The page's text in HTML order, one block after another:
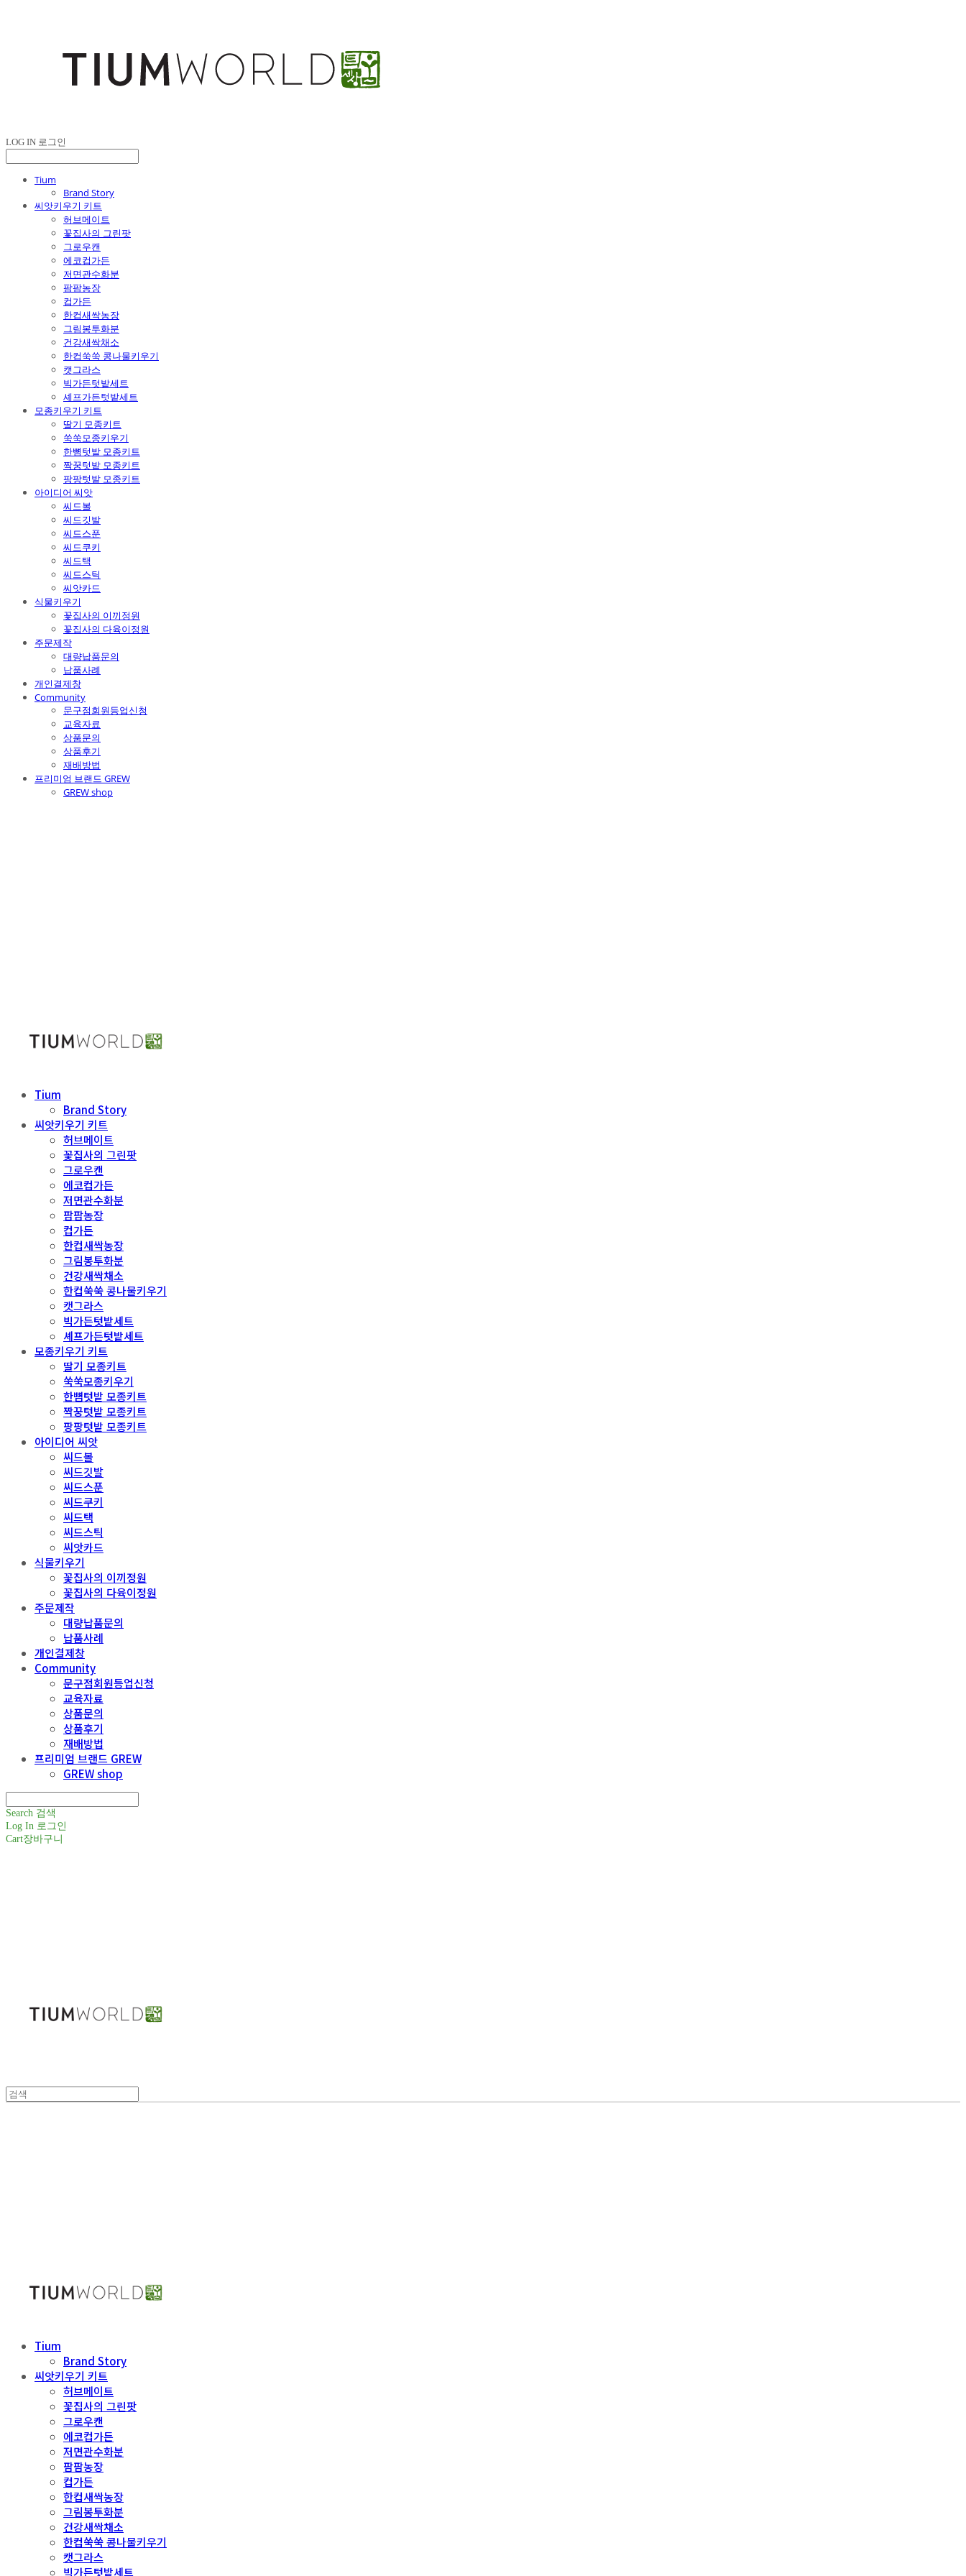
LOG IN 로그인
Tium
Brand Story
씨앗키우기 키트
허브메이트
꽃집사의 그린팟
그로우캔
에코컵가든
저면관수화분
팜팜농장
컵가든
한컵새싹농장
그림봉투화분
건강새싹채소
한컵쑥쑥 콩나물키우기
캣그라스
빅가든텃밭세트
셰프가든텃밭세트
모종키우기 키트
딸기 모종키트
쑥쑥모종키우기
한뼘텃밭 모종키트
짝꿍텃밭 모종키트
팡팡텃밭 모종키트
아이디어 씨앗
씨드볼
씨드깃발
씨드스푼
씨드쿠키
씨드택
씨드스틱
씨앗카드
식물키우기
꽃집사의 이끼정원
꽃집사의 다육이정원
주문제작
대량납품문의
납품사례
개인결제창
Community
문구점회원등업신청
교육자료
상품문의
상품후기
재배방법
프리미엄 브랜드 GREW
GREW shop
Tium
Brand Story
씨앗키우기 키트
허브메이트
꽃집사의 그린팟
그로우캔
에코컵가든
저면관수화분
팜팜농장
컵가든
한컵새싹농장
그림봉투화분
건강새싹채소
한컵쑥쑥 콩나물키우기
캣그라스
빅가든텃밭세트
셰프가든텃밭세트
모종키우기 키트
딸기 모종키트
쑥쑥모종키우기
한뼘텃밭 모종키트
짝꿍텃밭 모종키트
팡팡텃밭 모종키트
아이디어 씨앗
씨드볼
씨드깃발
씨드스푼
씨드쿠키
씨드택
씨드스틱
씨앗카드
식물키우기
꽃집사의 이끼정원
꽃집사의 다육이정원
주문제작
대량납품문의
납품사례
개인결제창
Community
문구점회원등업신청
교육자료
상품문의
상품후기
재배방법
프리미엄 브랜드 GREW
GREW shop
Search 검색
Log In 로그인
Cart장바구니
Tium
Brand Story
씨앗키우기 키트
허브메이트
꽃집사의 그린팟
그로우캔
에코컵가든
저면관수화분
팜팜농장
컵가든
한컵새싹농장
그림봉투화분
건강새싹채소
한컵쑥쑥 콩나물키우기
캣그라스
빅가든텃밭세트